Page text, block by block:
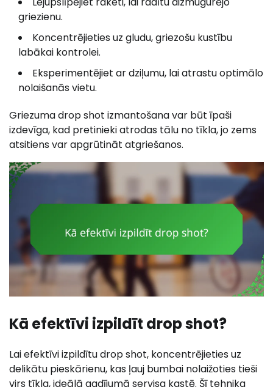
griezienu.
Koncentrējieties uz gludu, griezošu kustību
labākai kontrolei.
Eksperimentējiet ar dziļumu, lai atrastu optimālo
nolaišanās vietu.
Griezuma drop shot izmantošana var būt īpaši
izdevīga, kad pretinieki atrodas tālu no tīkla, jo zems
atsitiens var apgrūtināt atgriešanos.
Kā efektīvi izpildīt drop shot?
Lai efektīvi izpildītu drop shot, koncentrējieties uz
delikātu pieskārienu, kas ļauj bumbai nolaižoties tieši
virs tīkla, ideālā gadījumā servisa kastē. Šī tehnika